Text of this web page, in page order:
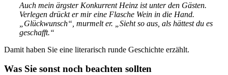
Auch mein ärgster Konkurrent Heinz ist unter den Gästen.
Verlegen drückt er mir eine Flasche Wein in die Hand.
„Glückwunsch“, murmelt er. „Sieht so aus, als hättest du es
geschafft.“
Damit haben Sie eine literarisch runde Geschichte erzählt.
Was Sie sonst noch beachten sollten